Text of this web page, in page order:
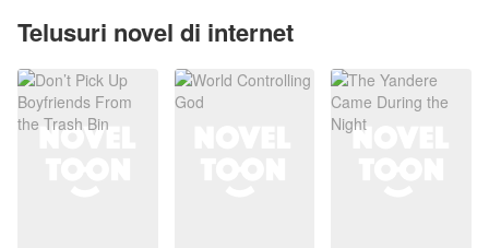
Telusuri novel di internet